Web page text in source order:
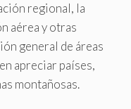
regional, la
aérea y otras
general de áreas
apreciar países,
montañosas.